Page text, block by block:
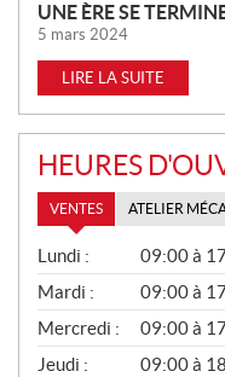
UNE ÈRE SE
5 mars 2024
LIRE LA SUITE
HEURES
VENTES ATELIER
V
E
N
T
E
S
Lundi :
09:00 à
Mardi :
09:00 à
Mercredi :
09:00 à
Jeudi :
09:00 à